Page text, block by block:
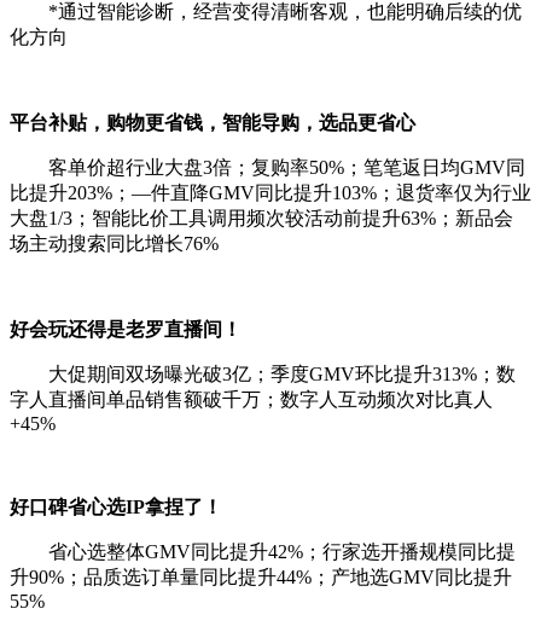
*通过智能诊断，经营变得清晰客观，也能明确后续的优
化方向
平台补贴，购物更省钱，智能导购，选品更省心
客单价超行业大盘3倍；复购率50%；笔笔返日均GMV同
比提升203%；—件直降GMV同比提升103%；退货率仅为行业
大盘1/3；智能比价工具调用频次较活动前提升63%；新品会
场主动搜索同比增长76%
好会玩还得是老罗直播间！
大促期间双场曝光破3亿；季度GMV环比提升313%；数
字人直播间单品销售额破千万；数字人互动频次对比真人
+45%
好口碑省心选IP拿捏了！
省心选整体GMV同比提升42%；行家选开播规模同比提
升90%；品质选订单量同比提升44%；产地选GMV同比提升
55%